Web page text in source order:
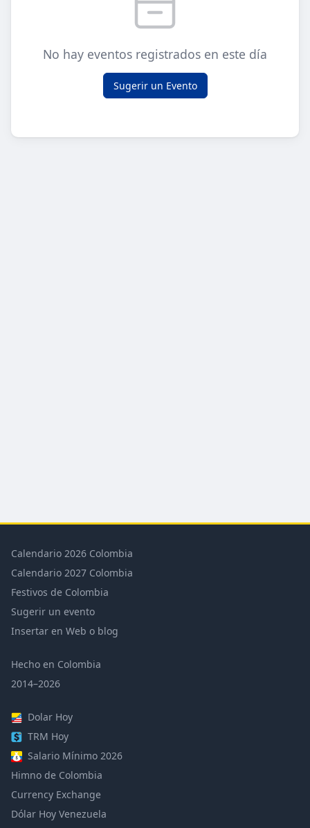
No hay eventos registrados en este día
Sugerir un Evento
Calendario 2026 Colombia
Calendario 2027 Colombia
Festivos de Colombia
Sugerir un evento
Insertar en Web o blog
Hecho en Colombia
2014–2026
Dolar Hoy
TRM Hoy
Salario Mínimo 2026
Himno de Colombia
Currency Exchange
Dólar Hoy Venezuela